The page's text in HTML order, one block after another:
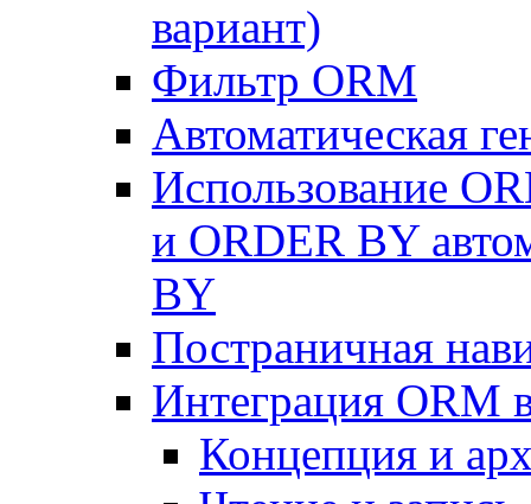
вариант)
Фильтр ORM
Автоматическая
Использование
и ORDER BY
BY
Постраничная
Интеграция ORM
Концепция и